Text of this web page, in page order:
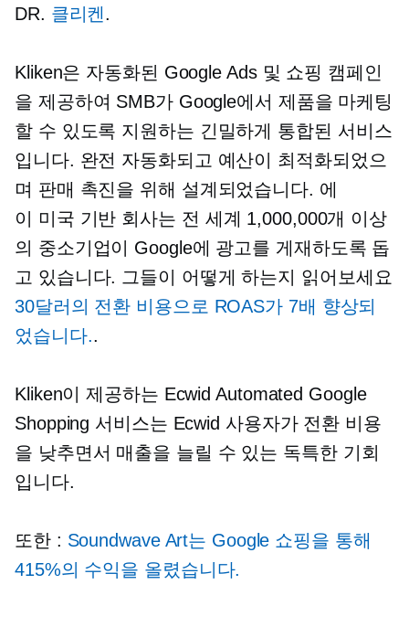
DR. 클리켄 .
Kliken은 자동화된 Google Ads 및 쇼핑 캠페인
을 제공하여 SMB가 Google에서 제품을 마케팅
할 수 있도록 지원하는 긴밀하게 통합된 서비스
입니다. 완전 자동화되고 예산이 최적화되었으
며 판매 촉진을 위해 설계되었습니다. 에
이 미국 기반 회사는 전 세계 1,000,000개 이상
의 중소기업이 Google에 광고를 게재하도록 돕
고 있습니다. 그들이 어떻게 하는지 읽어보세요
30달러의 전환 비용으로 ROAS가 7배 향상되
었습니다..
Kliken이 제공하는 Ecwid Automated Google
Shopping 서비스는 Ecwid 사용자가 전환 비용
을 낮추면서 매출을 늘릴 수 있는 독특한 기회
입니다.
또한 : Soundwave Art는 Google 쇼핑을 통해
415%의 수익을 올렸습니다.